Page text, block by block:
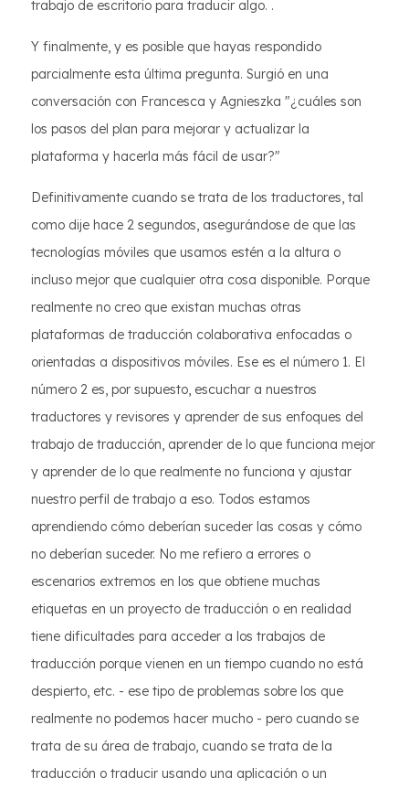
trabajo de escritorio para traducir algo. .
Y finalmente, y es posible que hayas respondido
parcialmente esta última pregunta. Surgió en una
conversación con Francesca y Agnieszka "¿cuáles son
los pasos del plan para mejorar y actualizar la
plataforma y hacerla más fácil de usar?"
Definitivamente cuando se trata de los traductores, tal
como dije hace 2 segundos, asegurándose de que las
tecnologías móviles que usamos estén a la altura o
incluso mejor que cualquier otra cosa disponible. Porque
realmente no creo que existan muchas otras
plataformas de traducción colaborativa enfocadas o
orientadas a dispositivos móviles. Ese es el número 1. El
número 2 es, por supuesto, escuchar a nuestros
traductores y revisores y aprender de sus enfoques del
trabajo de traducción, aprender de lo que funciona mejor
y aprender de lo que realmente no funciona y ajustar
nuestro perfil de trabajo a eso. Todos estamos
aprendiendo cómo deberían suceder las cosas y cómo
no deberían suceder. No me refiero a errores o
escenarios extremos en los que obtiene muchas
etiquetas en un proyecto de traducción o en realidad
tiene dificultades para acceder a los trabajos de
traducción porque vienen en un tiempo cuando no está
despierto, etc. - ese tipo de problemas sobre los que
realmente no podemos hacer mucho - pero cuando se
trata de su área de trabajo, cuando se trata de la
traducción o traducir usando una aplicación o un